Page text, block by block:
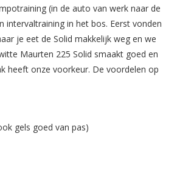
(in de auto van werk naar de
in het bos. Eerst vonden
je eet de Solid makkelijk weg en we
Maurten 225 Solid smaakt goed en
heeft onze voorkeur. De voordelen op
gels goed van pas)